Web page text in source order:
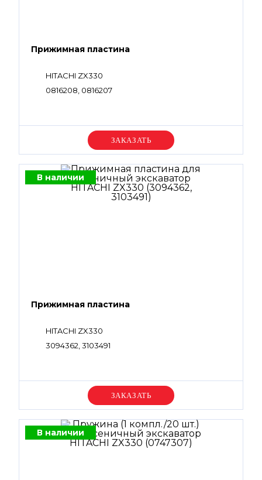
Прижимная пластина
HITACHI ZX330
0816208, 0816207
Уточняйте цену
В наличии
Прижимная пластина
HITACHI ZX330
3094362, 3103491
Уточняйте цену
В наличии